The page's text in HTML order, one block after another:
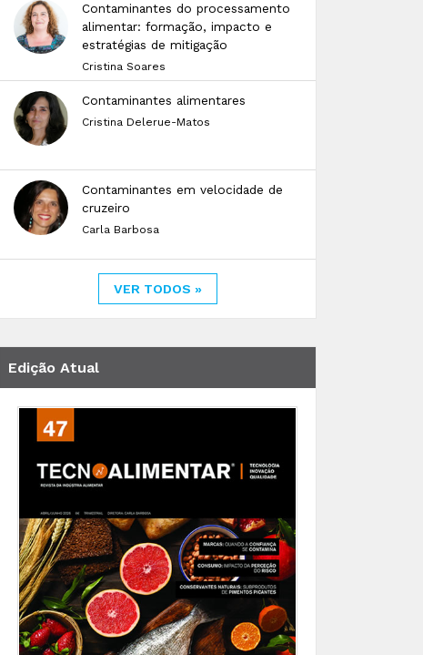
Contaminantes do processamento
alimentar: formação, impacto e
estratégias de mitigação
Cristina Soares
Contaminantes alimentares
Cristina Delerue-Matos
Contaminantes em velocidade de
cruzeiro
Carla Barbosa
VER TODOS »
Edição Atual